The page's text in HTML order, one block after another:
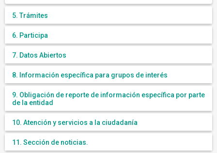
5. Trámites
6. Participa
7. Datos Abiertos
8. Información específica para grupos de interés
9. Obligación de reporte de información específica por parte
de la entidad
10. Atención y servicios a la ciudadanía
11. Sección de noticias.